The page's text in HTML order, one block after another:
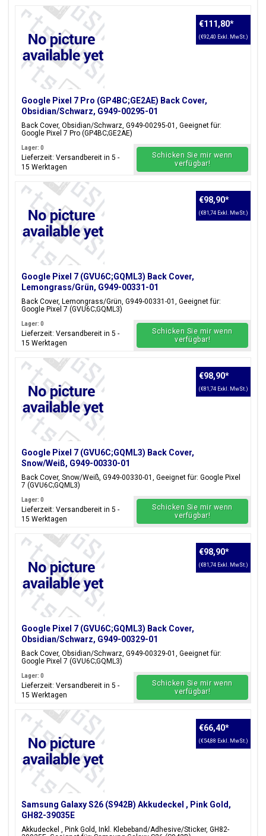
Google Pixel 7 Pro (GP4BC;GE2AE) Back Cover,
Obsidian/Schwarz, G949-00295-01
Back Cover, Obsidian/Schwarz, G949-00295-01, Geeignet für:
Google Pixel 7 Pro (GP4BC;GE2AE)
€111,80*
(€92,40 Exkl. MwSt.)
Lager: 0
Lieferzeit: Versandbereit in 5 -
15 Werktagen
Schicken Sie mir wenn
verfügbar!
Google Pixel 7 (GVU6C;GQML3) Back Cover,
Lemongrass/Grün, G949-00331-01
Back Cover, Lemongrass/Grün, G949-00331-01, Geeignet für:
Google Pixel 7 (GVU6C;GQML3)
€98,90*
(€81,74 Exkl. MwSt.)
Lager: 0
Lieferzeit: Versandbereit in 5 -
15 Werktagen
Schicken Sie mir wenn
verfügbar!
Google Pixel 7 (GVU6C;GQML3) Back Cover,
Snow/Weiß, G949-00330-01
Back Cover, Snow/Weiß, G949-00330-01, Geeignet für: Google Pixel
7 (GVU6C;GQML3)
€98,90*
(€81,74 Exkl. MwSt.)
Lager: 0
Lieferzeit: Versandbereit in 5 -
15 Werktagen
Schicken Sie mir wenn
verfügbar!
Google Pixel 7 (GVU6C;GQML3) Back Cover,
Obsidian/Schwarz, G949-00329-01
Back Cover, Obsidian/Schwarz, G949-00329-01, Geeignet für:
Google Pixel 7 (GVU6C;GQML3)
€98,90*
(€81,74 Exkl. MwSt.)
Lager: 0
Lieferzeit: Versandbereit in 5 -
15 Werktagen
Schicken Sie mir wenn
verfügbar!
Samsung Galaxy S26 (S942B) Akkudeckel , Pink Gold,
GH82-39035E
Akkudeckel , Pink Gold, Inkl. Klebeband/Adhesive/Sticker, GH82-
€66,40*
(€54,88 Exkl. MwSt.)